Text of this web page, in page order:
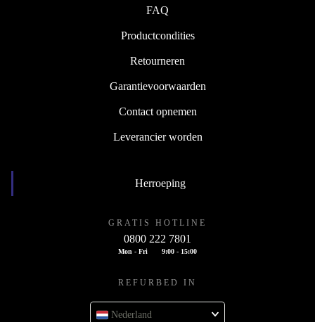
FAQ
Productcondities
Retourneren
Garantievoorwaarden
Contact opnemen
Leverancier worden
Herroeping
GRATIS HOTLINE
0800 222 7801
Mon - Fri 9:00 - 15:00
REFURBED IN
Nederland